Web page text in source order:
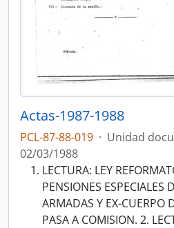
Actas-1987-1988
PCL-87-88-019 · Unidad
02/03/1988
LECTURA: LEY
PENSIONES ESPECIALES
ARMADAS Y EX-CUERPO
PASA A COMISION. 2.